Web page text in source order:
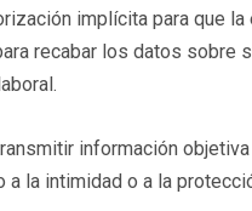
implícita para que
recabar los datos sobre
información
la intimidad o a la